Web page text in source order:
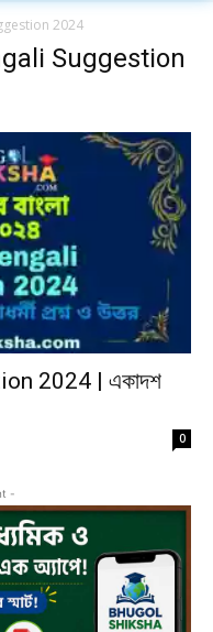
2024
Suggestion
2024 | একাদশ
0
-